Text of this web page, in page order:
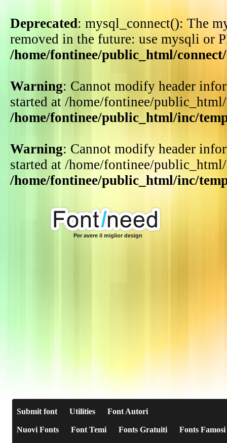
Deprecated: mysql_connect(): The
removed in the future: use mysqli or
/home/fontinee/public_html/
Warning: Cannot modify header
started at /home/fontinee/
/home/fontinee/public_html/inc/
Warning: Cannot modify header
started at /home/fontinee/
/home/fontinee/public_html/inc/
Per avere il miglior design
Submit font Utilities Font Autori
Nuovi Fonts Font Temi Fonts Gratuiti Fonts Famosi